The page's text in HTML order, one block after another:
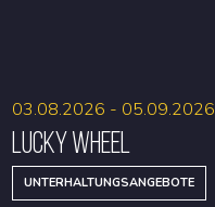
Lucky Wheel
UNTERHALTUNGSANGEBOTE
03.08.2026 - 05.09.2026